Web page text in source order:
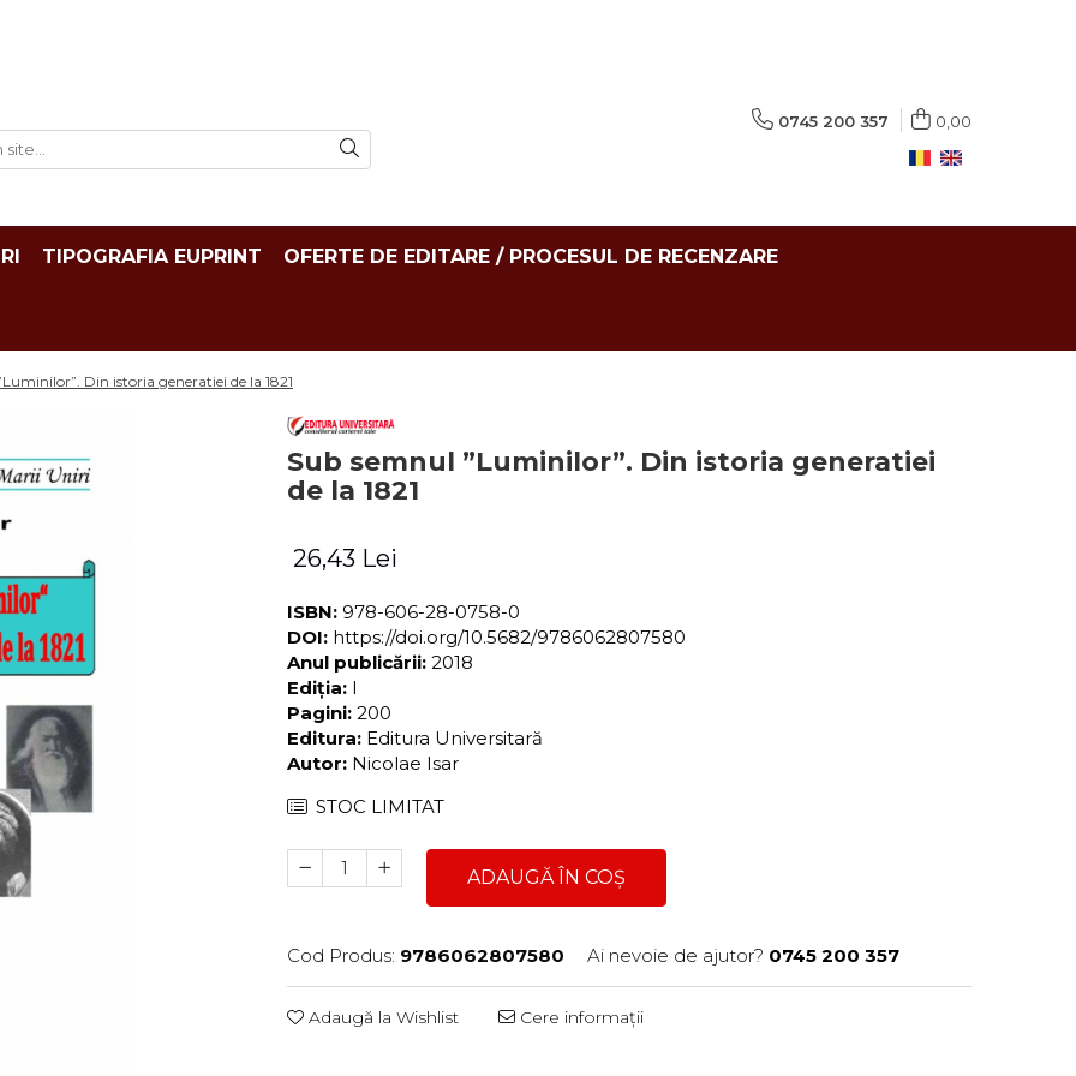
0745 200 357 0,00
TIPOGRAFIA EUPRINT OFERTE DE EDITARE / PROCESUL DE RECENZARE
Din istoria generatiei de la 1821
Sub semnul ”Luminilor”. Din istoria generatiei
de la 1821
26,43 Lei
ISBN: 978-606-28-0758-0
DOI: https://doi.org/10.5682/9786062807580
Anul publicării: 2018
Ediția: I
Pagini: 200
Editura: Editura Universitară
Autor: Nicolae Isar
STOC LIMITAT
ADAUGĂ ÎN COȘ
Cod Produs: 9786062807580 Ai nevoie de ajutor? 0745 200 357
Adaugă la Wishlist Cere informații